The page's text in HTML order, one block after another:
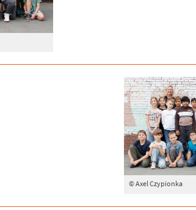
© Axel Czypionka